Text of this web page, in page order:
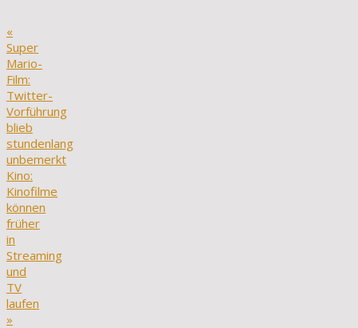
«
Super
Mario-
Film:
Twitter-
Vorführung
blieb
stundenlang
unbemerkt
Kino:
Kinofilme
können
früher
in
Streaming
und
TV
laufen
»